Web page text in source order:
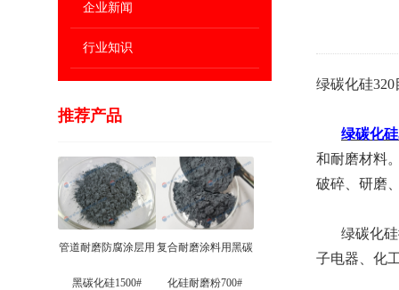
企业新闻
行业知识
推荐产品
管道耐磨防腐涂层用
黑碳化硅1500#
复合耐磨涂料用黑碳
化硅耐磨粉700#
绿碳化硅
绿碳化
和耐磨材料
破碎、研磨
绿碳化硅
子电器、化